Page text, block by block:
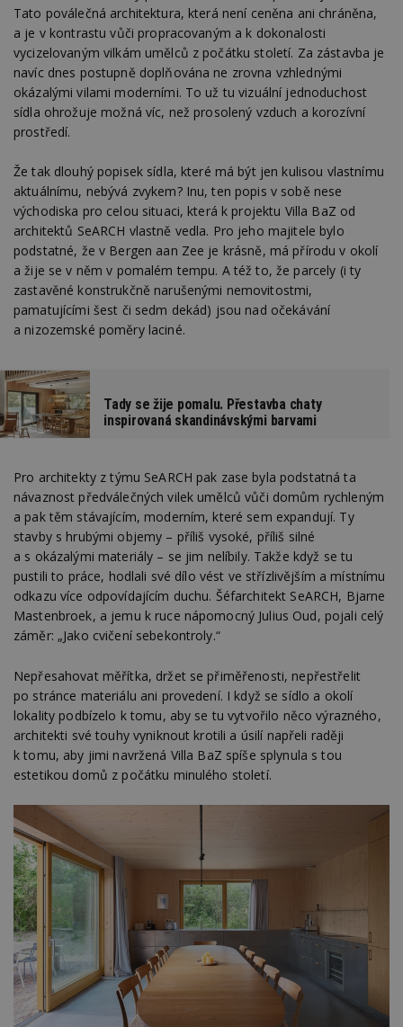
Tato poválečná architektura, která není ceněna ani chráněna,
a je v kontrastu vůči propracovaným a k dokonalosti
vycizelovaným vilkám umělců z počátku století. Za zástavba je
navíc dnes postupně doplňována ne zrovna vzhlednými
okázalými vilami moderními. To už tu vizuální jednoduchost
sídla ohrožuje možná víc, než prosolený vzduch a korozívní
prostředí.
Že tak dlouhý popisek sídla, které má být jen kulisou vlastnímu
aktuálnímu, nebývá zvykem? Inu, ten popis v sobě nese
východiska pro celou situaci, která k projektu Villa BaZ od
architektů SeARCH vlastně vedla. Pro jeho majitele bylo
podstatné, že v Bergen aan Zee je krásně, má přírodu v okolí
a žije se v něm v pomalém tempu. A též to, že parcely (i ty
zastavěné konstrukčně narušenými nemovitostmi,
pamatujícími šest či sedm dekád) jsou nad očekávání
a nizozemské poměry laciné.
Tady se žije pomalu. Přestavba chaty
inspirovaná skandinávskými barvami
Pro architekty z týmu SeARCH pak zase byla podstatná ta
návaznost předválečných vilek umělců vůči domům rychleným
a pak těm stávajícím, moderním, které sem expandují. Ty
stavby s hrubými objemy – příliš vysoké, příliš silné
a s okázalými materiály – se jim nelíbily. Takže když se tu
pustili to práce, hodlali své dílo vést ve střízlivějším a místnímu
odkazu více odpovídajícím duchu. Šéfarchitekt SeARCH, Bjarne
Mastenbroek, a jemu k ruce nápomocný Julius Oud, pojali celý
záměr: „Jako cvičení sebekontroly.“
Nepřesahovat měřítka, držet se přiměřenosti, nepřestřelit
po stránce materiálu ani provedení. I když se sídlo a okolí
lokality podbízelo k tomu, aby se tu vytvořilo něco výrazného,
architekti své touhy vyniknout krotili a úsilí napřeli raději
k tomu, aby jimi navržená Villa BaZ spíše splynula s tou
estetikou domů z počátku minulého století.